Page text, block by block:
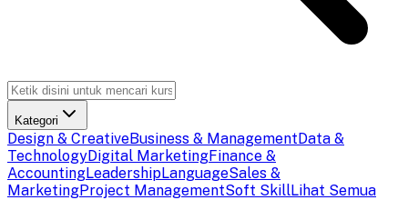
Kategori
Design & CreativeBusiness & ManagementData &
TechnologyDigital MarketingFinance &
AccountingLeadershipLanguageSales &
MarketingProject ManagementSoft SkillLihat Semua